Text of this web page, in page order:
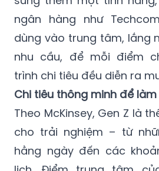
ngân hàng như
dùng vào trung tâm, lắng
nhu cầu, để mỗi điểm
trình chi tiêu đều diễn ra
Chi tiêu thông minh để
Theo McKinsey, Gen Z là
cho trải nghiệm – từ
hằng ngày đến các